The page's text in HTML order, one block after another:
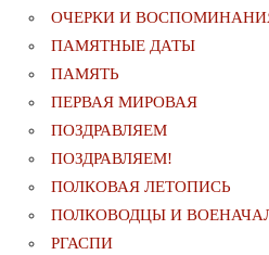
ОЧЕРКИ И
ПАМЯТНЫЕ ДАТЫ
ПАМЯТЬ
ПЕРВАЯ МИРОВАЯ
ПОЗДРАВЛЯЕМ
ПОЗДРАВЛЯЕМ!
ПОЛКОВАЯ ЛЕТОПИСЬ
ПОЛКОВОДЦЫ И
РГАСПИ